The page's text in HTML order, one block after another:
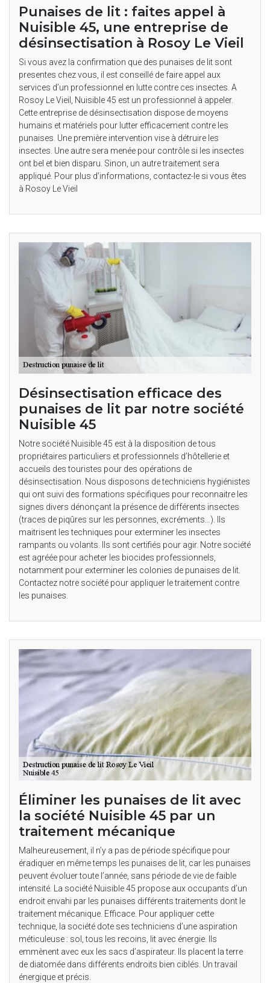
Punaises de lit : faites appel à
Nuisible 45, une entreprise de
désinsectisation à Rosoy Le Vieil
Si vous avez la confirmation que des punaises de lit sont
presentes chez vous, il est conseillé de faire appel aux
services d’un professionnel en lutte contre ces insectes. A
Rosoy Le Vieil, Nuisible 45 est un professionnel à appeler.
Cette entreprise de désinsectisation dispose de moyens
humains et matériels pour lutter efficacement contre les
punaises. Une première intervention vise à détruire les
insectes. Une autre sera menée pour contrôle si les insectes
ont bel et bien disparu. Sinon, un autre traitement sera
appliqué. Pour plus d’informations, contactez-le si vous êtes
à Rosoy Le Vieil
Désinsectisation efficace des
punaises de lit par notre société
Nuisible 45
Notre société Nuisible 45 est à la disposition de tous
propriétaires particuliers et professionnels d’hôtellerie et
accueils des touristes pour des opérations de
désinsectisation. Nous disposons de techniciens hygiénistes
qui ont suivi des formations spécifiques pour reconnaitre les
signes divers dénonçant la présence de différents insectes
(traces de piqûres sur les personnes, excréments…). Ils
maitrisent les techniques pour exterminer les insectes
rampants ou volants. Ils sont certifiés pour agir. Notre société
est agréée pour acheter les biocides professionnels,
notamment pour exterminer les colonies de punaises de lit.
Contactez notre société pour appliquer le traitement contre
les punaises.
Éliminer les punaises de lit avec
la société Nuisible 45 par un
traitement mécanique
Malheureusement, il n’y a pas de période spécifique pour
éradiquer en même temps les punaises de lit, car les punaises
peuvent évoluer toute l’année, sans période de vie de faible
intensité. La société Nuisible 45 propose aux occupants d’un
endroit envahi par les punaises différents traitements dont le
traitement mécanique. Efficace. Pour appliquer cette
technique, la société dote ses techniciens d’une aspiration
méticuleuse : sol, tous les recoins, lit avec énergie. Ils
emmènent avec eux les sacs d’aspirateur. Ils placent la terre
de diatomée dans différents endroits bien ciblés. Un travail
énergique et précis.